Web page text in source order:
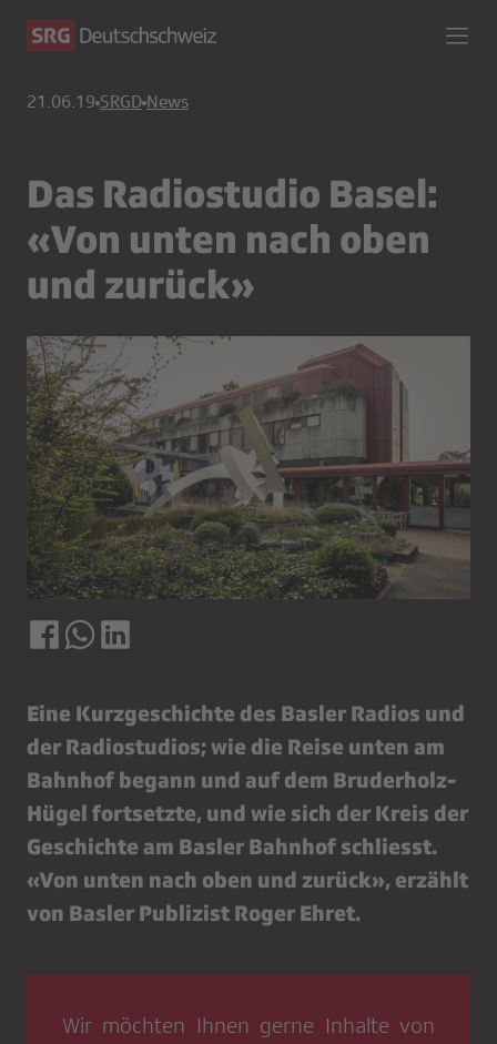
21.06.19 SRGD News
Das Radiostudio Basel:
«Von unten nach oben
und zurück»
Eine Kurzgeschichte des Basler Radios und
der Radiostudios; wie die Reise unten am
Bahnhof begann und auf dem Bruderholz-
Hügel fortsetzte, und wie sich der Kreis der
Geschichte am Basler Bahnhof schliesst.
«Von unten nach oben und zurück», erzählt
von Basler Publizist Roger Ehret.
Wir möchten Ihnen gerne Inhalte von